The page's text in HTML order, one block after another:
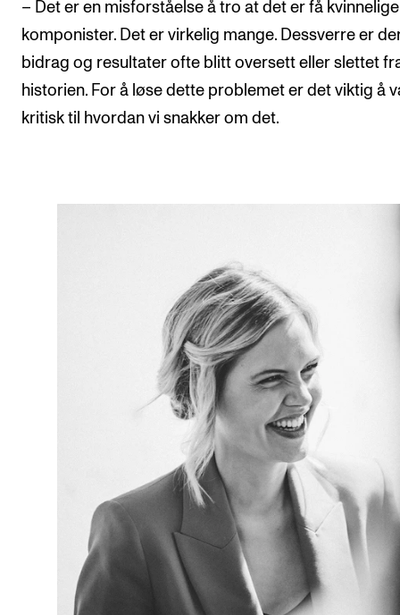
– Det er en misforståelse å tro at det er få kvinnelige
komponister. Det er virkelig mange. Dessverre er
bidrag og resultater ofte blitt oversett eller slettet
historien. For å løse dette problemet er det viktig å
kritisk til hvordan vi snakker om det.